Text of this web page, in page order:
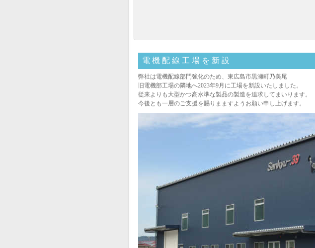
電 機 配 線 工 場 を 新 設
弊社は電機配線部門強化のため、東広島市黒瀬町乃美尾
旧電機部工場の隣地へ2023年9月に工場を新設いたしました。
従来よりも大型かつ高水準な製品の製造を追求してまいります。
今後とも一層のご支援を賜りまますようお願い申し上げます。